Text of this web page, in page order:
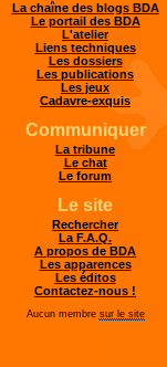
La chaîne des blogs BDA
Le portail des BDA
L'atelier
Liens techniques
Les dossiers
Les publications
Les jeux
Cadavre-exquis
Communiquer
La tribune
Le chat
Le forum
Le site
Rechercher
La F.A.Q.
A propos de BDA
Les apparences
Les éditos
Contactez-nous !
Aucun membre sur le site